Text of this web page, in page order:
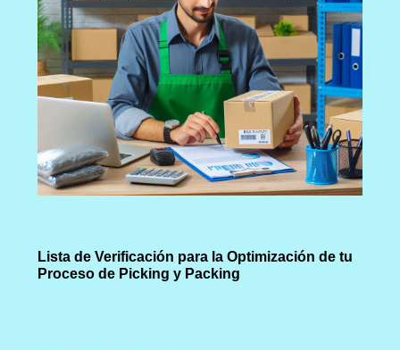
Lista de Verificación para la Optimización de tu
Proceso de Picking y Packing